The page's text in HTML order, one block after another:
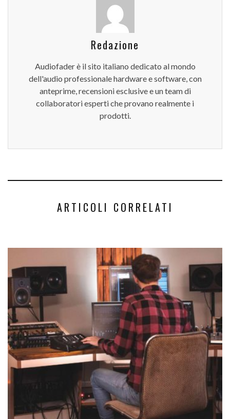
Redazione
Audiofader è il sito italiano dedicato al mondo
dell'audio professionale hardware e software, con
anteprime, recensioni esclusive e un team di
collaboratori esperti che provano realmente i
prodotti.
ARTICOLI CORRELATI